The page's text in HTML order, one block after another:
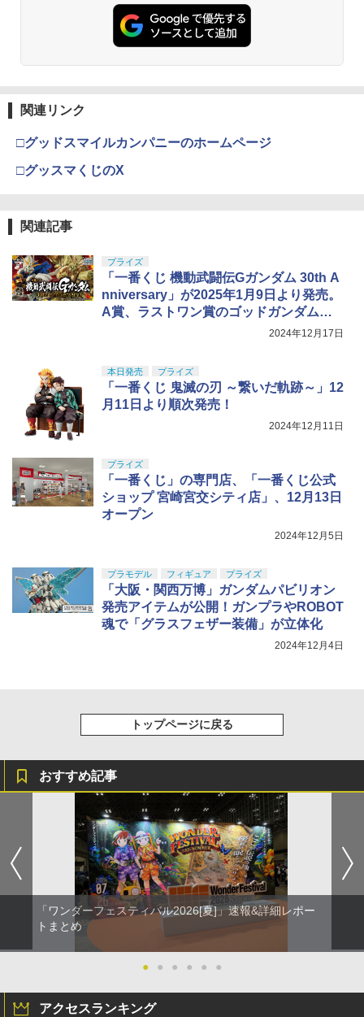
関連リンク
□グッドスマイルカンパニーのホームページ
□グッスマくじのX
関連記事
プライズ
「一番くじ 機動武闘伝Gガンダム 30th A
nniversary」が2025年1月9日より発売。
A賞、ラストワン賞のゴッドガンダムフ
2024年12月17日
本日発売 プライズ
「一番くじ 鬼滅の刃 ～繋いだ軌跡～」12
月11日より順次発売！
2024年12月11日
プライズ
「一番くじ」の専門店、「一番くじ公式
ショップ 宮崎宮交シティ店」、12月13日
オープン
2024年12月5日
プラモデル フィギュア プライズ
「大阪・関西万博」ガンダムパビリオン
発売アイテムが公開！ガンプラやROBOT
魂で「グラスフェザー装備」が立体化
2024年12月4日
トップページに戻る
おすすめ記事
「ワンダーフェスティバル2026[夏]」速報&詳細レポー
トまとめ
● ● ● ● ● ●
アクセスランキング